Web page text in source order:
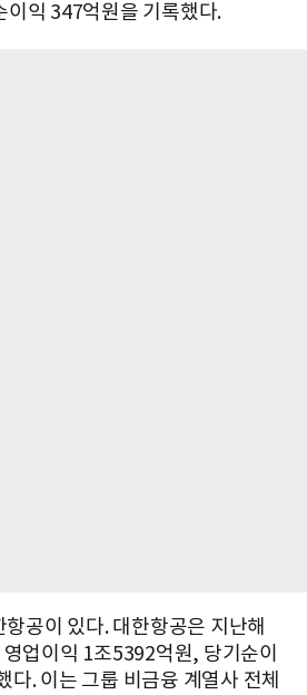
이익 347억원을 기록했다.
공이 있다. 대한항공은 지난해
업이익 1조5392억원, 당기순이
다. 이는 그룹 비금융 계열사 전체